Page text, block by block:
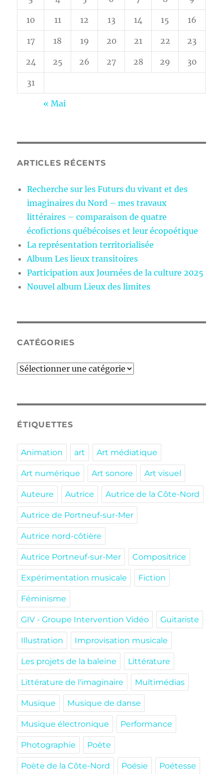
10 11 12 13 14 15 16
17 18 19 20 21 22 23
24 25 26 27 28 29 30
31
« Mai
ARTICLES RÉCENTS
Recherche sur les Futurs du vivant et des
imaginaires du Nord – mes travaux
littéraires – comparaison de quatre
écofictions québécoises et leur écopoétique
La représentation territorialisée
Album Les lieux transitoires
Participation aux Journées de la culture 2025
Nouvel album Lieux des limites
CATÉGORIES
Catégories
ÉTIQUETTES
Animation art Art médiatique
Art numérique Art sonore Art visuel
Auteure Autrice Autrice de la Côte-Nord
Autrice de Portneuf-sur-Mer
Autrice nord-côtière
Autrice Portneuf-sur-Mer Compositrice
Expérimentation musicale Fiction
Féminisme
GIV - Groupe Intervention Vidéo Guitariste
Illustration Improvisation musicale
Les projets de la baleine Littérature
Littérature de l'imaginaire Multimédias
Musique Musique de danse
Musique électronique Performance
Photographie Poète
Poète de la Côte-Nord Poésie Poétesse